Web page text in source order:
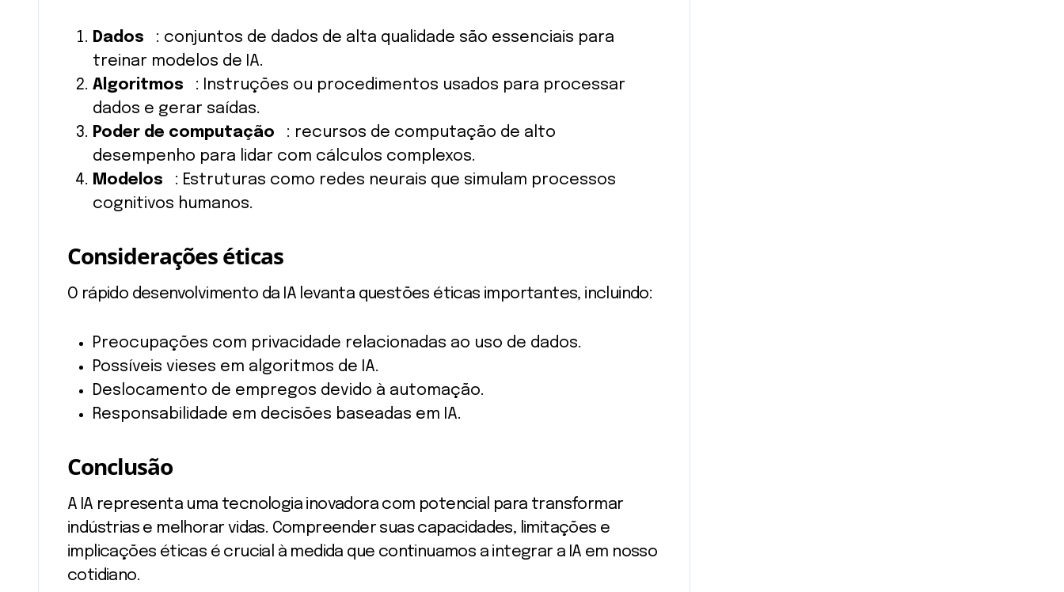
Dados : conjuntos de dados de alta qualidade são essenciais para
treinar modelos de IA.
Algoritmos : Instruções ou procedimentos usados ​​para processar
dados e gerar saídas.
Poder de computação : recursos de computação de alto
desempenho para lidar com cálculos complexos.
Modelos : Estruturas como redes neurais que simulam processos
cognitivos humanos.
Considerações éticas
O rápido desenvolvimento da IA ​​levanta questões éticas importantes, incluindo:
Preocupações com privacidade relacionadas ao uso de dados.
Possíveis vieses em algoritmos de IA.
Deslocamento de empregos devido à automação.
Responsabilidade em decisões baseadas em IA.
Conclusão
A IA representa uma tecnologia inovadora com potencial para transformar
indústrias e melhorar vidas. Compreender suas capacidades, limitações e
implicações éticas é crucial à medida que continuamos a integrar a IA em nosso
cotidiano.